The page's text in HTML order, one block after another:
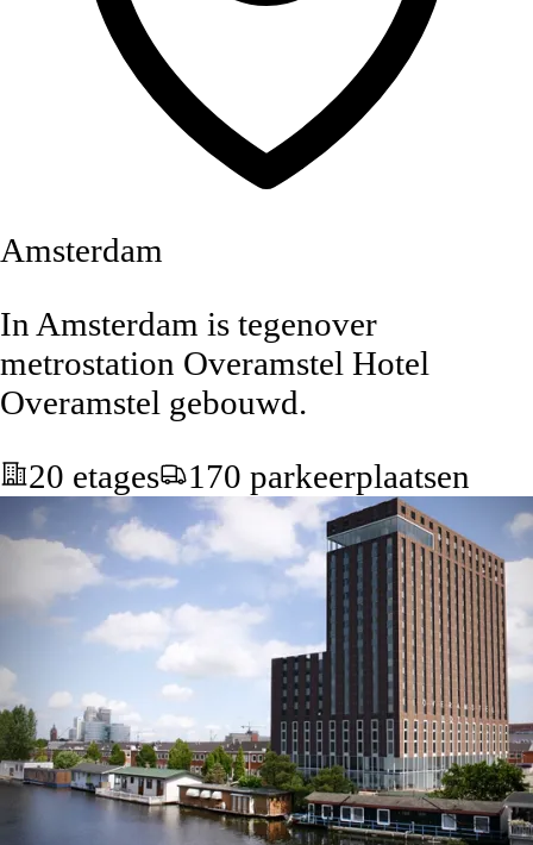
Amsterdam
In Amsterdam is tegenover
metrostation Overamstel Hotel
Overamstel gebouwd.
20 etages
170 parkeerplaatsen